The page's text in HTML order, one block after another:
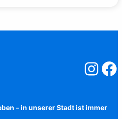
– in unserer Stadt ist immer